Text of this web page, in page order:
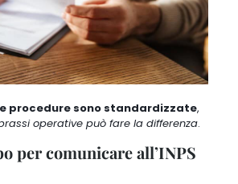
procedure sono standardizzate,
operative può fare la differenza.
per comunicare all’INPS